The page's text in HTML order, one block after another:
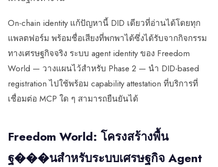
On-chain identity แก้ปัญหานี้ DID เดียวที่อ่านได้โดยทุก
แพลตฟอร์ม พร้อมชื่อเสียงที่พกพาได้ซึ่งได้รับจากกิจกรรม
ทางเศรษฐกิจจริง ระบบ agent identity ของ Freedom
World — วางแผนไว้สำหรับ Phase 2 — นำ DID-based
registration ไปใช้พร้อม capability attestation ที่บริการที่
เชื่อมต่อ MCP ใด ๆ สามารถยืนยันได้
Freedom World: โครงสร้างพื้น
ฐ���นสำหรับระบบเศรษฐกิจ Agent